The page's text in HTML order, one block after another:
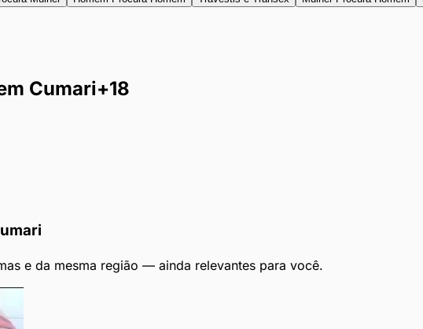
Cumari+18
e da mesma região — ainda relevantes para você.